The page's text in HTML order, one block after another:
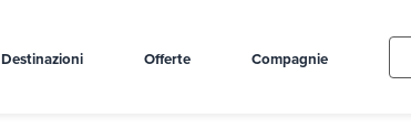
Destinazioni Offerte Compagnie